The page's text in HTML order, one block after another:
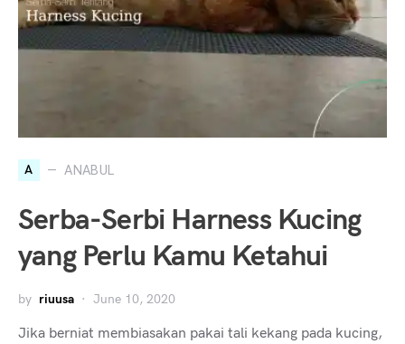
A ANABUL
Serba-Serbi Harness Kucing
yang Perlu Kamu Ketahui
by riuusa June 10, 2020
Jika berniat membiasakan pakai tali kekang pada kucing,